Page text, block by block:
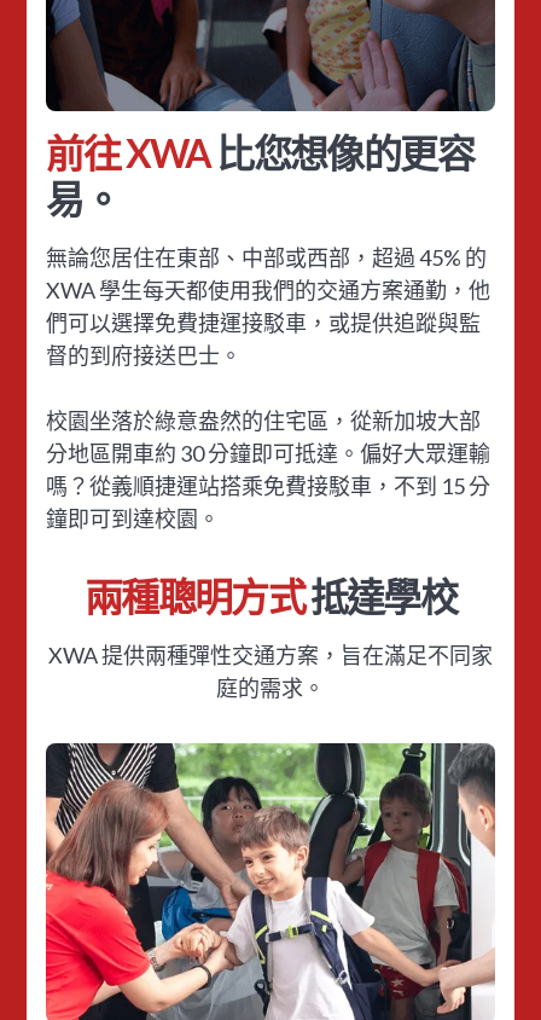
前往 XWA 比您想像的更容
易。
無論您居住在東部、中部或西部，超過 45% 的
XWA 學生每天都使用我們的交通方案通勤，他
們可以選擇免費捷運接駁車，或提供追蹤與監
督的到府接送巴士。
校園坐落於綠意盎然的住宅區，從新加坡大部
分地區開車約 30 分鐘即可抵達。偏好大眾運輸
嗎？從義順捷運站搭乘免費接駁車，不到 15 分
鐘即可到達校園。
兩種聰明方式抵達學校
XWA 提供兩種彈性交通方案，旨在滿足不同家
庭的需求。